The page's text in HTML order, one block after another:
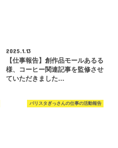
2025.1.13
【仕事報告】創作品モールあるる
様、コーヒー関連記事を監修させ
ていただきました…
バリスタぎっさんの仕事の活動報告